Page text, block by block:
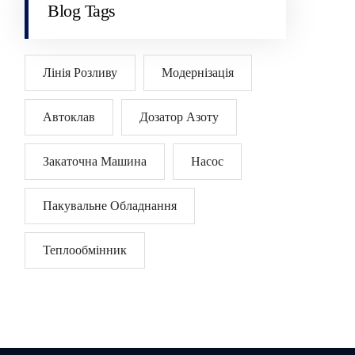
Blog Tags
Лінія Розливу Модернізація
Автоклав Дозатор Азоту
Закаточна Машина Насос
Пакувальне Обладнання
Теплообмінник